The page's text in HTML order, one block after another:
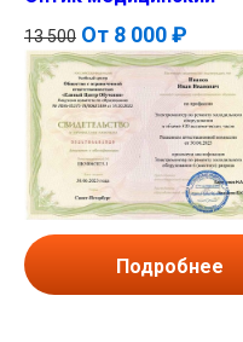
13 500 От 8 000 ₽
Подробнее